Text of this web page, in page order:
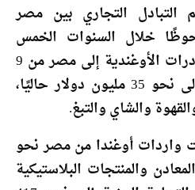
التجاري بين مصر
خلال السنوات الخمس
الماضية، إذ ارتفعت الصادرات الأوغندية إلى مصر من 9
ملايين دولار في 2020 إلى نحو 35 مليون دولار حاليًا،
والشاي والتبغ.
واردات أوغندا من مصر نحو
والمنتجات البلاستيكية